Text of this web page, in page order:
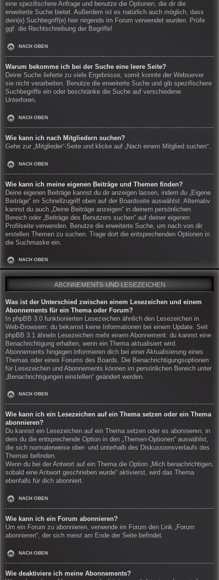
eine spezifischere Anfrage und benutze die Optionen, die dir die
erweiterte Suche bietet. Außerdem ist es natürlich auch möglich, dass
dein(e) Suchbegriff(e) hier nirgends im Forum verwendet wurden. Prüfe
ggf. die Rechtschreibung der Begriffe!
NACH OBEN
Warum bekomme ich bei der Suche eine leere Seite?
Deine Suche lieferte zu viele Ergebnisse, somit konnte der Webserver
sie nicht verarbeiten. Benutze die erweiterte Suche und gib spezifischere
Suchbegriffe ein oder beschränke die Suche auf verschiedene
Unterforen.
NACH OBEN
Wie kann ich nach Mitgliedern suchen?
Gehe zur „Mitglieder“-Seite und klicke auf „Nach einem Mitglied suchen“.
NACH OBEN
Wie kann ich meine eigenen Beiträge und Themen finden?
Deine eigenen Beiträge kannst du dir anzeigen lassen, indem du „Eigene
Beiträge“ im Schnellzugriff oben auf der Boardseite auswählst. Alternativ
kannst du auch „Deine Beiträge anzeigen“ in deinem persönlichen
Bereich oder „Beiträge des Benutzers suchen“ auf deiner eigenen
Profilseite verwenden. Benutze die erweiterte Suche, um nach von dir
erstellen Themen zu suchen. Trage dort die entsprechenden Optionen in
die Suchmaske ein.
NACH OBEN
ABONNEMENTS UND LESEZEICHEN
Was ist der Unterschied zwischen einem Lesezeichen und einem
Abonnements für ein Thema oder Forum?
In phpBB 3.0 funktionierten Lesezeichen ähnlich den Lesezeichen in
Web-Browsern: du bekamst keine Informationen bei einem Update. Seit
phpBB 3.1 ähneln Lesezeichen mehr einem Abonnement: du kannst eine
Benachrichtigung erhalten, wenn ein Thema aktualisiert wird.
Abonnements hingegen informieren dich bei einer Aktualisierung eines
Themas oder eines Forums des Boards. Die Benachrichtigungsoptionen
für Lesezeichen und Abonnements können im persönlichen Bereich unter
„Benachrichtigungen einstellen“ geändert werden.
NACH OBEN
Wie kann ich ein Lesezeichen auf ein Thema setzen oder ein Thema
abonnieren?
Du kannst ein Lesezeichen auf ein Thema setzen oder es abonnieren, in
dem du die entsprechende Option in den „Themen-Optionen“ auswählst,
die sich normalerweise ober- und unterhalb des Diskussionsverlaufs des
Themas befinden.
Wenn du bei der Antwort auf ein Thema die Option „Mich benachrichtigen,
sobald eine Antwort geschrieben wurde“ aktivierst, wird das Thema
ebenfalls für dich abonniert.
NACH OBEN
Wie kann ich ein Forum abonnieren?
Um ein Forum zu abonnieren, verwende im Forum den Link „Forum
abonnieren“, der sich meist am Ende der Seite befindet.
NACH OBEN
Wie deaktiviere ich meine Abonnements?